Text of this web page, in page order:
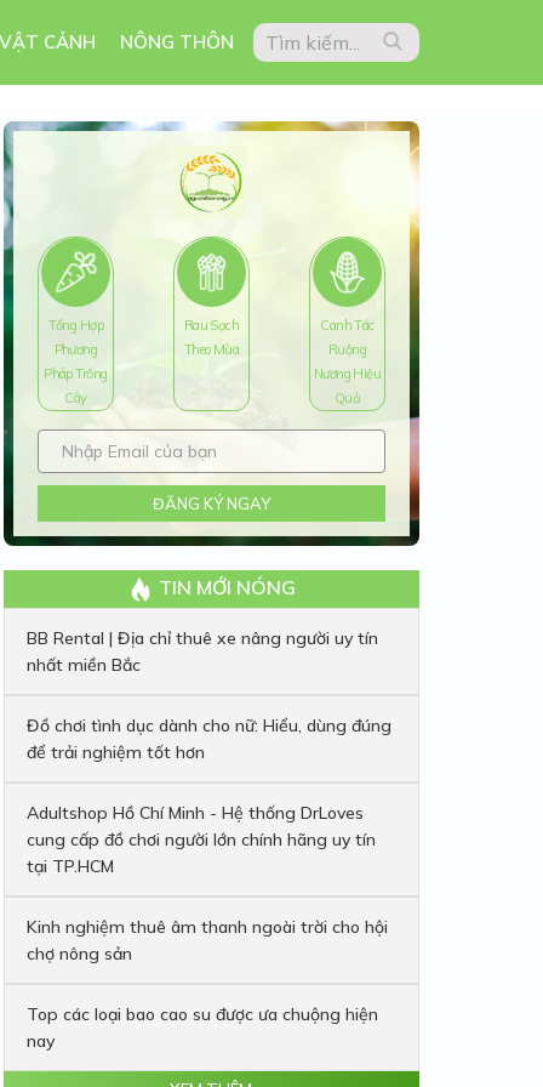
CẢNH NÔNG THÔN
Tổng Hợp
Phương
Pháp Trồng
Cây
Rau Sạch
Theo Mùa
Canh Tác
Ruộng
Nương Hiệu
Quả
ĐĂNG KÝ NGAY
TIN MỚI NÓNG
BB Rental | Địa chỉ thuê xe nâng người uy tín
nhất miền Bắc
Đồ chơi tình dục dành cho nữ: Hiểu, dùng đúng
để trải nghiệm tốt hơn
Adultshop Hồ Chí Minh - Hệ thống DrLoves
cung cấp đồ chơi người lớn chính hãng uy tín
tại TP.HCM
Kinh nghiệm thuê âm thanh ngoài trời cho hội
chợ nông sản
Top các loại bao cao su được ưa chuộng hiện
nay